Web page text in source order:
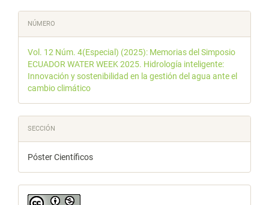
NÚMERO
Vol. 12 Núm. 4(Especial) (2025): Memorias del Simposio
ECUADOR WATER WEEK 2025. Hidrología inteligente:
Innovación y sostenibilidad en la gestión del agua ante el
cambio climático
SECCIÓN
Póster Científicos